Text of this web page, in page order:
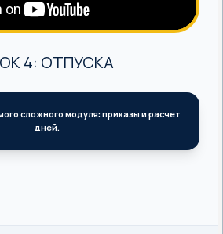
4: ОТПУСКА
сложного модуля: приказы и расчет
дней.